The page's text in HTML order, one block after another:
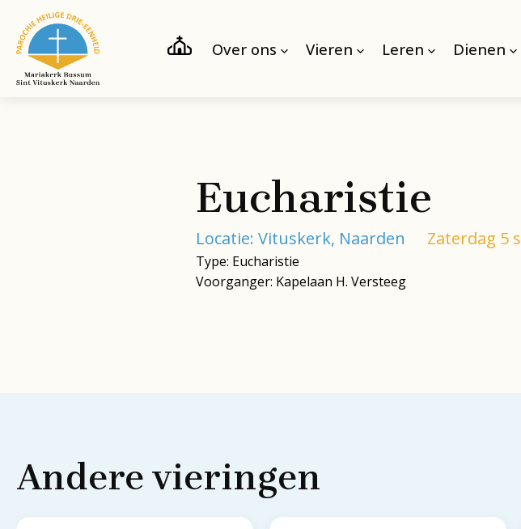
Over ons Vieren Leren Dienen
Eucharistie
Locatie: Vituskerk, Naarden Zaterdag 5
Type: Eucharistie
Voorganger: Kapelaan H. Versteeg
Andere vieringen